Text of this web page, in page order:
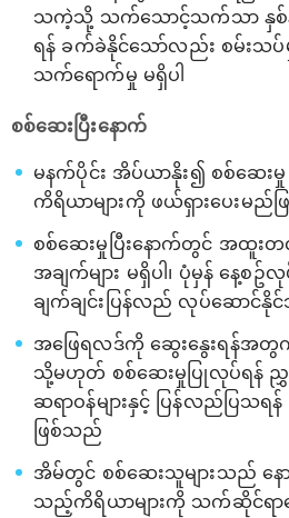
သကဲ့သို့ သက်သောင့်သက်သာ နှစ်နှ
ရန် ခက်ခဲနိုင်သော်လည်း စမ်းသပ်မှု
သက်ရောက်မှု မရှိပါ
စစ်ဆေးပြီးနောက်
မနက်ပိုင်း အိပ်ယာနိုး၍ စစ်ဆေးမှု
ကိရိယာများကို ဖယ်ရှားပေးမည်
စစ်ဆေးမှုပြီးနောက်တွင် အထူး
အချက်များ မရှိပါ၊ ပုံမှန် နေ့စဥ်
ချက်ချင်းပြန်လည် လုပ်ဆောင်
အဖြေရလဒ်ကို ဆွေးနွေးရန်အတွ
သို့မဟုတ် စစ်ဆေးမှုပြုလုပ်ရန် ညွှ
ဆရာဝန်များနှင့် ပြန်လည်ပြသရ
ဖြစ်သည်
အိမ်တွင် စစ်ဆေးသူများသည် န
သည့်ကိရိယာများကို သက်ဆိုင်ရာန